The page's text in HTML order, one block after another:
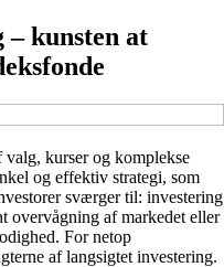
– kunsten at
kurser og komplekse
og effektiv strategi, som
sværger til: investering
overvågning af markedet eller
For netop
af langsigtet investering.